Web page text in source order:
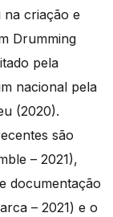
criação e
Drumming
pela
nacional pela
(2020).
são
– 2021),
documentação
– 2021) e o